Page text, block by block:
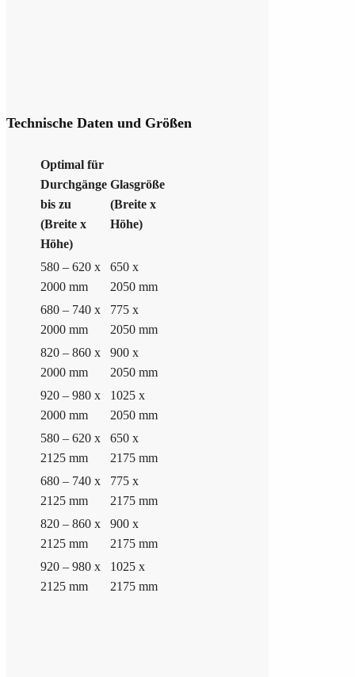
Technische Daten und Größen
Optimal für
Durchgänge
bis zu
(Breite x
Höhe)
Glasgröße
(Breite x
Höhe)
580 – 620 x
2000 mm
650 x
2050 mm
680 – 740 x
2000 mm
775 x
2050 mm
820 – 860 x
2000 mm
900 x
2050 mm
920 – 980 x
2000 mm
1025 x
2050 mm
580 – 620 x
2125 mm
650 x
2175 mm
680 – 740 x
2125 mm
775 x
2175 mm
820 – 860 x
2125 mm
900 x
2175 mm
920 – 980 x
2125 mm
1025 x
2175 mm